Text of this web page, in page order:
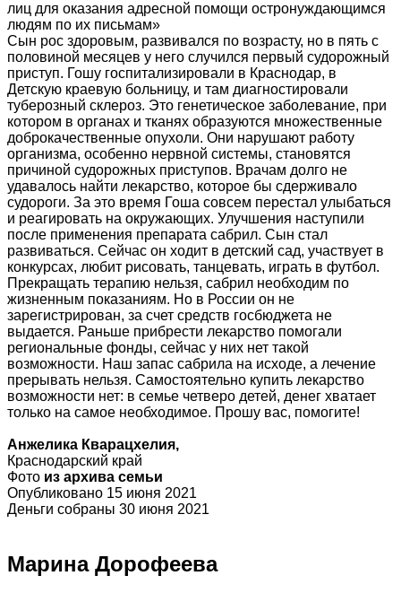
лиц для оказания адресной помощи остронуждающимся
людям по их письмам»
Сын рос здоровым, развивался по возрасту, но в пять с
половиной месяцев у него случился первый судорожный
приступ. Гошу госпитализировали в Краснодар, в
Детскую краевую больницу, и там диагностировали
туберозный склероз. Это генетическое заболевание, при
котором в органах и тканях образуются множественные
доброкачественные опухоли. Они нарушают работу
организма, особенно нервной системы, становятся
причиной судорожных приступов. Врачам долго не
удавалось найти лекарство, которое бы сдерживало
судороги. За это время Гоша совсем перестал улыбаться
и реагировать на окружающих. Улучшения наступили
после применения препарата сабрил. Сын стал
развиваться. Сейчас он ходит в детский сад, участвует в
конкурсах, любит рисовать, танцевать, играть в футбол.
Прекращать терапию нельзя, сабрил необходим по
жизненным показаниям. Но в России он не
зарегистрирован, за счет средств госбюджета не
выдается. Раньше прибрести лекарство помогали
региональные фонды, сейчас у них нет такой
возможности. Наш запас сабрила на исходе, а лечение
прерывать нельзя. Самостоятельно купить лекарство
возможности нет: в семье четверо детей, денег хватает
только на самое необходимое. Прошу вас, помогите!
Анжелика Кварацхелия,
Краснодарский край
Фото из архива семьи
Опубликовано 15 июня 2021
Деньги собраны 30 июня 2021
Марина Дорофеева